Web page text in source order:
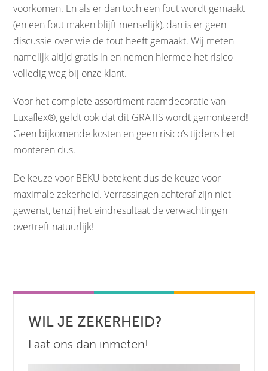
voorkomen. En als er dan toch een fout wordt gemaakt
(en een fout maken blijft menselijk), dan is er geen
discussie over wie de fout heeft gemaakt. Wij meten
namelijk altijd gratis in en nemen hiermee het risico
volledig weg bij onze klant.
Voor het complete assortiment raamdecoratie van
Luxaflex®, geldt ook dat dit GRATIS wordt gemonteerd!
Geen bijkomende kosten en geen risico’s tijdens het
monteren dus.
De keuze voor BEKU betekent dus de keuze voor
maximale zekerheid. Verrassingen achteraf zijn niet
gewenst, tenzij het eindresultaat de verwachtingen
overtreft natuurlijk!
WIL JE ZEKERHEID?
Laat ons dan inmeten!